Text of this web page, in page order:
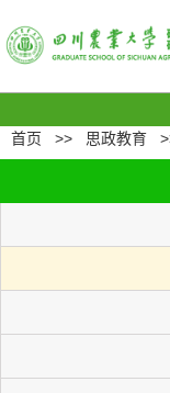
首页 >> 思政教育